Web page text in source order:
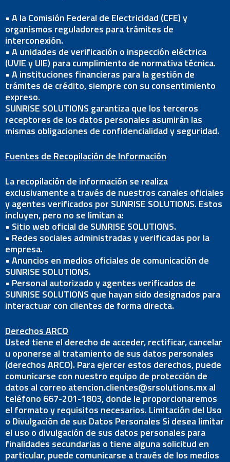
• A la Comisión Federal de Electricidad (CFE) y
organismos reguladores para trámites de
interconexión.
• A unidades de verificación o inspección eléctrica
(UVIE y UIE) para cumplimiento de normativa técnica.
• A instituciones financieras para la gestión de
trámites de crédito, siempre con su consentimiento
expreso.
SUNRISE SOLUTIONS garantiza que los terceros
receptores de los datos personales asumirán las
mismas obligaciones de confidencialidad y seguridad.
Fuentes de Recopilación de Información
La recopilación de información se realiza
exclusivamente a través de nuestros canales oficiales
y agentes verificados por SUNRISE SOLUTIONS. Estos
incluyen, pero no se limitan a:
• Sitio web oficial de SUNRISE SOLUTIONS.
• Redes sociales administradas y verificadas por la
empresa.
• Anuncios en medios oficiales de comunicación de
SUNRISE SOLUTIONS.
• Personal autorizado y agentes verificados de
SUNRISE SOLUTIONS que hayan sido designados para
interactuar con clientes de forma directa.
Derechos ARCO
Usted tiene el derecho de acceder, rectificar, cancelar
u oponerse al tratamiento de sus datos personales
(derechos ARCO). Para ejercer estos derechos, puede
comunicarse con nuestro equipo de protección de
datos al correo atencion.clientes@srsolutions.mx al
teléfono 667-201-1803, donde le proporcionaremos
el formato y requisitos necesarios. Limitación del Uso
o Divulgación de sus Datos Personales Si desea limitar
el uso o divulgación de sus datos personales para
finalidades secundarias o tiene alguna solicitud en
particular, puede comunicarse a través de los medios